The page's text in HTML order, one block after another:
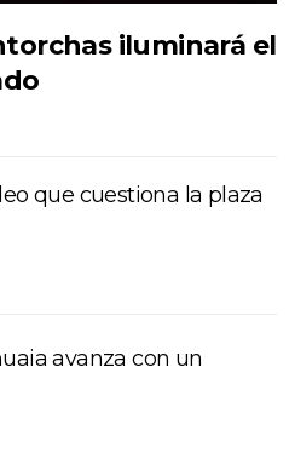
iluminará el
que cuestiona la plaza
avanza con un